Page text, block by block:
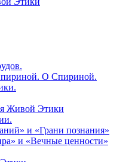
О Спириной.
Живой Этики
и «Грани познания»
и «Вечные ценности»